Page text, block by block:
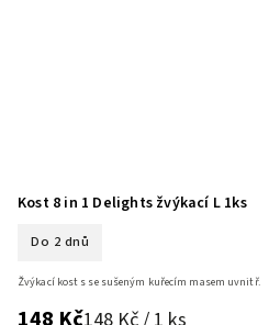
Kost 8 in 1 Delights žvýkací L 1ks
Do 2 dnů
148 Kč148 Kč / 1 ks
Žvýkací kost s se sušeným kuřecím masem uvnitř.